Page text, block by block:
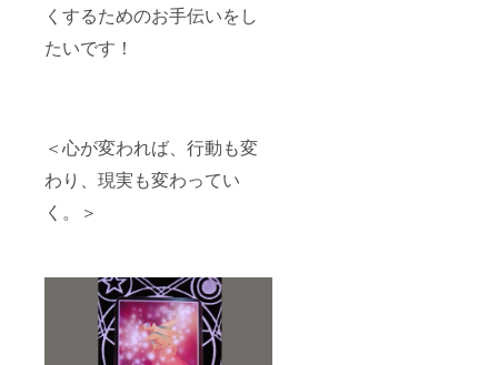
くするためのお手伝いをし
たいです！
＜心が変われば、行動も変
わり、現実も変わってい
く。＞